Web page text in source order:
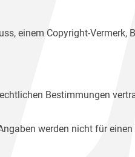
einem Copyright-Vermerk,
Bestimmungen
werden nicht für